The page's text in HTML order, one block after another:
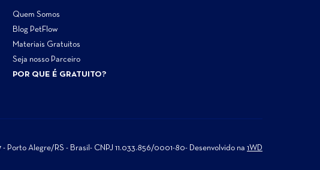
Quem Somos
Blog PetFlow
Materiais Gratuitos
Seja nosso Parceiro
POR QUE É GRATUITO?
Porto Alegre/RS - Brasil- CNPJ 11.033.856/0001-80- Desenvolvido na 1WD